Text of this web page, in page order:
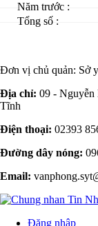
Năm trước :
Tổng số :
Đơn vị chủ quản: Sở
Địa chỉ: 09 - Nguyễn
Tĩnh
Điện thoại: 02393
Đường dây nóng:
Email:
Đăng nhập